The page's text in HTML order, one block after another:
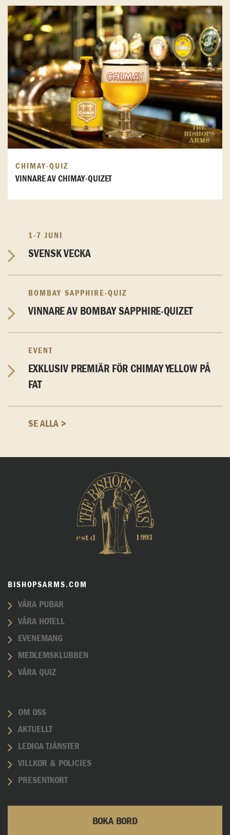
CHIMAY-QUIZ
VINNARE AV CHIMAY-QUIZET
1-7 JUNI
SVENSK VECKA
BOMBAY SAPPHIRE-QUIZ
VINNARE AV BOMBAY SAPPHIRE-QUIZET
EVENT
EXKLUSIV PREMIÄR FÖR CHIMAY YELLOW PÅ
FAT
SE ALLA >
BISHOPSARMS.COM
VÅRA PUBAR
VÅRA HOTELL
EVENEMANG
MEDLEMSKLUBBEN
VÅRA QUIZ
OM OSS
AKTUELLT
LEDIGA TJÄNSTER
VILLKOR & POLICIES
PRESENTKORT
BOKA BORD